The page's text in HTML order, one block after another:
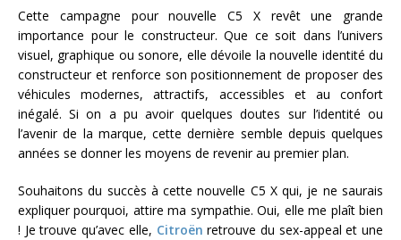
Cette campagne pour nouvelle C5 X revêt une grande
importance pour le constructeur. Que ce soit dans l’univers
visuel, graphique ou sonore, elle dévoile la nouvelle identité du
constructeur et renforce son positionnement de proposer des
véhicules modernes, attractifs, accessibles et au confort
inégalé. Si on a pu avoir quelques doutes sur l’identité ou
l’avenir de la marque, cette dernière semble depuis quelques
années se donner les moyens de revenir au premier plan.
Souhaitons du succès à cette nouvelle C5 X qui, je ne saurais
expliquer pourquoi, attire ma sympathie. Oui, elle me plaît bien
! Je trouve qu’avec elle, Citroën retrouve du sex-appeal et une